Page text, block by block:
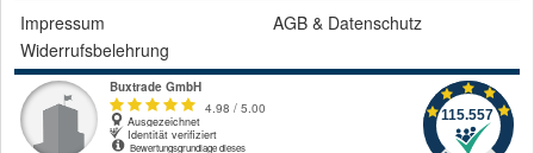
Impressum
AGB & Datenschutz
Widerrufsbelehrung